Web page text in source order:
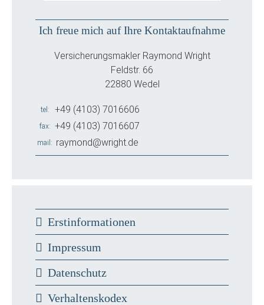
Ich freue mich auf Ihre Kontaktaufnahme
Versicherungsmakler Raymond Wright
Feldstr. 66
22880 Wedel
tel +49 (4103) 7016606
fax +49 (4103) 7016607
mail raymond@wright.de
Erstinformationen
Impressum
Datenschutz
Verhaltenskodex